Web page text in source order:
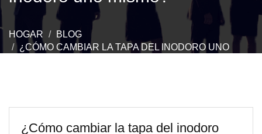
HOGAR
BLOG
¿CÓMO CAMBIAR LA TAPA DEL INODORO UNO
¿Cómo cambiar la tapa del inodoro